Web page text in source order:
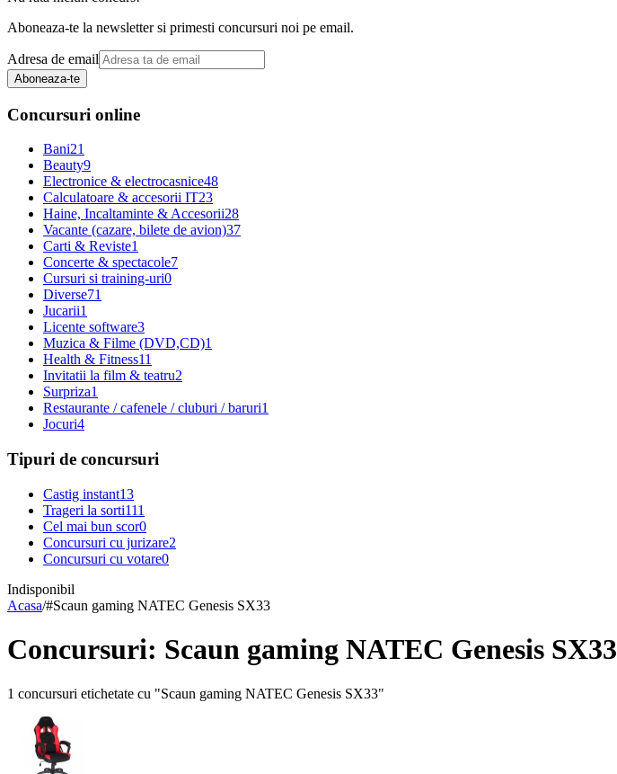
Aboneaza-te la newsletter si primesti concursuri noi pe email.
Adresa de email
Aboneaza-te
Concursuri online
Bani21
Beauty9
Electronice & electrocasnice48
Calculatoare & accesorii IT23
Haine, Incaltaminte & Accesorii28
Vacante (cazare, bilete de avion)37
Carti & Reviste1
Concerte & spectacole7
Cursuri si training-uri0
Diverse71
Jucarii1
Licente software3
Muzica & Filme (DVD,CD)1
Health & Fitness11
Invitatii la film & teatru2
Surpriza1
Restaurante / cafenele / cluburi / baruri1
Jocuri4
Tipuri de concursuri
Castig instant13
Trageri la sorti111
Cel mai bun scor0
Concursuri cu jurizare2
Concursuri cu votare0
Indisponibil
Acasa/#Scaun gaming NATEC Genesis SX33
Concursuri: Scaun gaming NATEC Genesis SX33
1 concursuri etichetate cu "Scaun gaming NATEC Genesis SX33"